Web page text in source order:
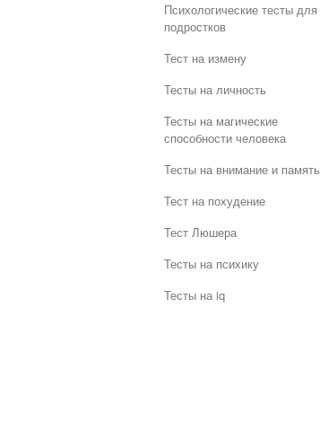
Психологические тесты для
подростков
Тест на измену
Тесты на личность
Тесты на магические
способности человека
Тесты на внимание и память
Тест на похудение
Тест Люшера
Тесты на психику
Тесты на iq